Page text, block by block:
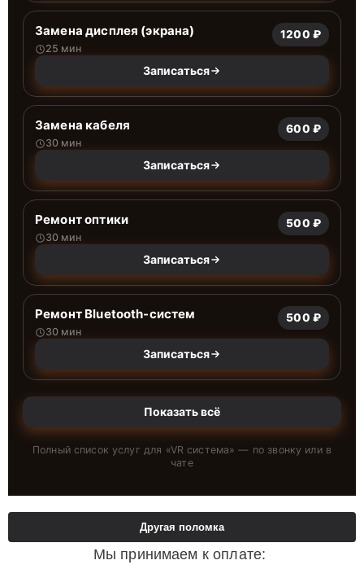
Замена дисплея (экрана)
25 мин
1200 ₽
Записаться
Замена кабеля
30 мин
600 ₽
Записаться
Ремонт оптики
30 мин
500 ₽
Записаться
Ремонт Bluetooth-систем
30 мин
500 ₽
Записаться
Показать всё
Полный список услуг для «VR система» — по звонку или в
чате
Мы принимаем к оплате:
Другая поломка